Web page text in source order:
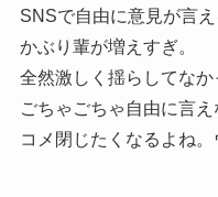
SNSで自由に意見が言
かぶり輩が増えすぎ。
全然激しく揺らしてなか
ごちゃごちゃ自由に言え
コメ閉じたくなるよね。